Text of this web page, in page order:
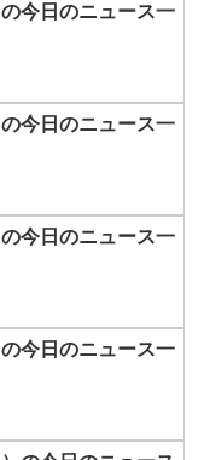
今日のニュース一
今日のニュース一
今日のニュース一
今日のニュース一